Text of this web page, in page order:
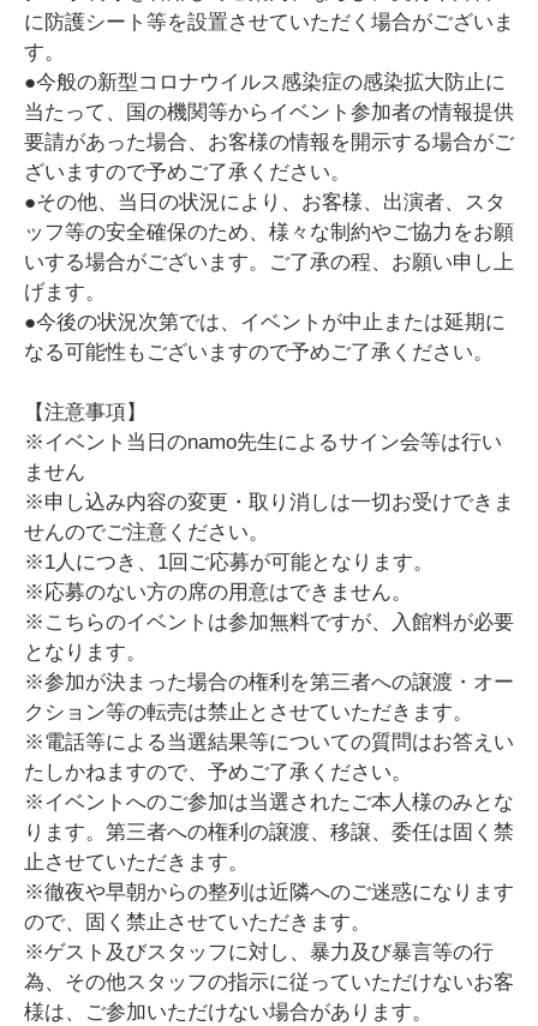
に防護シート等を設置させていただく場合がございま
す。
●今般の新型コロナウイルス感染症の感染拡大防止に
当たって、国の機関等からイベント参加者の情報提供
要請があった場合、お客様の情報を開示する場合がご
ざいますので予めご了承ください。
●その他、当日の状況により、お客様、出演者、スタ
ッフ等の安全確保のため、様々な制約やご協力をお願
いする場合がございます。ご了承の程、お願い申し上
げます。
●今後の状況次第では、イベントが中止または延期に
なる可能性もございますので予めご了承ください。
【注意事項】
※イベント当日のnamo先生によるサイン会等は行い
ません
※申し込み内容の変更・取り消しは一切お受けできま
せんのでご注意ください。
※1人につき、1回ご応募が可能となります。
※応募のない方の席の用意はできません。
※こちらのイベントは参加無料ですが、入館料が必要
となります。
※参加が決まった場合の権利を第三者への譲渡・オー
クション等の転売は禁止とさせていただきます。
※電話等による当選結果等についての質問はお答えい
たしかねますので、予めご了承ください。
※イベントへのご参加は当選されたご本人様のみとな
ります。第三者への権利の譲渡、移譲、委任は固く禁
止させていただきます。
※徹夜や早朝からの整列は近隣へのご迷惑になります
ので、固く禁止させていただきます。
※ゲスト及びスタッフに対し、暴力及び暴言等の行
為、その他スタッフの指示に従っていただけないお客
様は、ご参加いただけない場合があります。